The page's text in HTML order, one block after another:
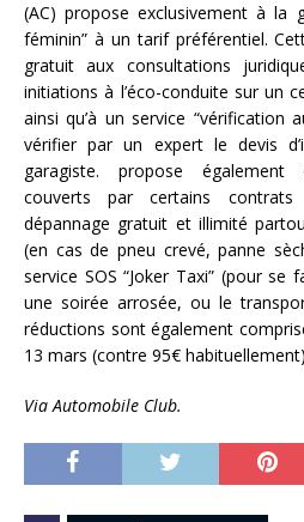
(AC) propose exclusivement à la
féminin” à un tarif préférentiel.
gratuit aux consultations
initiations à l’éco-conduite sur un
ainsi qu’à un service “vérification
vérifier par un expert le devis
garagiste. propose également
couverts par certains contrats
dépannage gratuit et illimité
(en cas de pneu crevé, panne
service SOS “Joker Taxi” (pour se
une soirée arrosée, ou le
réductions sont également
13 mars (contre 95€
Via Automobile Club.